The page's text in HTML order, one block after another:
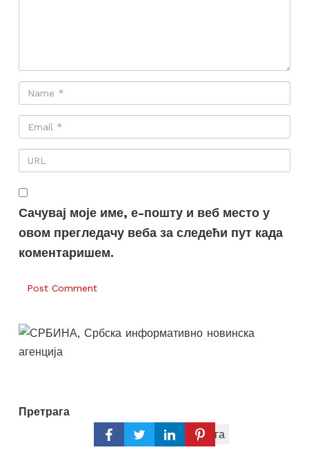
Сачувај моје име, е-пошту и веб место у
овом прегледачу веба за следећи пут када
коментаришем.
Претрага
Претрага